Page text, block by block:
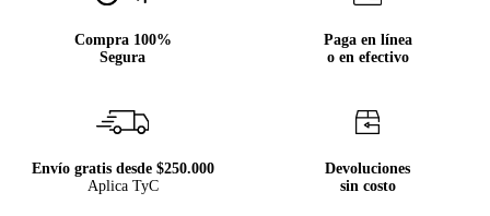
Compra 100%
Segura
Paga en línea
o en efectivo
Envío gratis desde $250.000
Aplica TyC
Devoluciones
sin costo